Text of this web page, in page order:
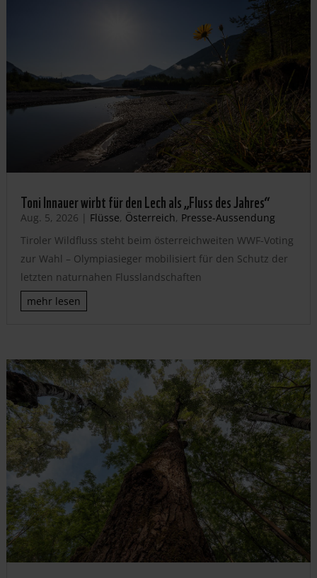
Toni Innauer wirbt für den Lech als „Fluss des Jahres“
Aug. 5, 2026 | Flüsse, Österreich, Presse-Aussendung
Tiroler Wildfluss steht beim österreichweiten WWF-Voting
zur Wahl – Olympiasieger mobilisiert für den Schutz der
letzten naturnahen Flusslandschaften
mehr lesen